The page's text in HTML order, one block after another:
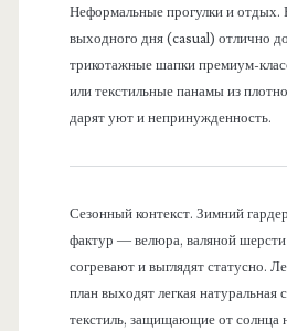
Неформальные прогулки и отдых.
выходного дня (casual) отлично
трикотажные шапки премиум-
или текстильные панамы из
дарят уют и непринужденность.
Сезонный контекст. Зимний
фактур — велюра, валяной
согревают и выглядят статусно.
план выходят легкая
текстиль, защищающие от солнца